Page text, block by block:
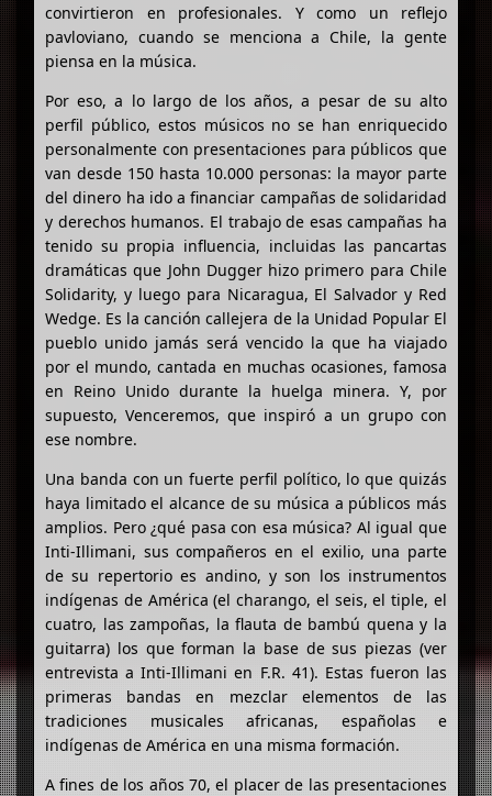
convirtieron en profesionales. Y como un reflejo
pavloviano, cuando se menciona a Chile, la gente
piensa en la música.
Por eso, a lo largo de los años, a pesar de su alto
perfil público, estos músicos no se han enriquecido
personalmente con presentaciones para públicos que
van desde 150 hasta 10.000 personas: la mayor parte
del dinero ha ido a financiar campañas de solidaridad
y derechos humanos. El trabajo de esas campañas ha
tenido su propia influencia, incluidas las pancartas
dramáticas que John Dugger hizo primero para Chile
Solidarity, y luego para Nicaragua, El Salvador y Red
Wedge. Es la canción callejera de la Unidad Popular El
pueblo unido jamás será vencido la que ha viajado
por el mundo, cantada en muchas ocasiones, famosa
en Reino Unido durante la huelga minera. Y, por
supuesto, Venceremos, que inspiró a un grupo con
ese nombre.
Una banda con un fuerte perfil político, lo que quizás
haya limitado el alcance de su música a públicos más
amplios. Pero ¿qué pasa con esa música? Al igual que
Inti-Illimani, sus compañeros en el exilio, una parte
de su repertorio es andino, y son los instrumentos
indígenas de América (el charango, el seis, el tiple, el
cuatro, las zampoñas, la flauta de bambú quena y la
guitarra) los que forman la base de sus piezas (ver
entrevista a Inti-Illimani en F.R. 41). Estas fueron las
primeras bandas en mezclar elementos de las
tradiciones musicales africanas, españolas e
indígenas de América en una misma formación.
A fines de los años 70, el placer de las presentaciones